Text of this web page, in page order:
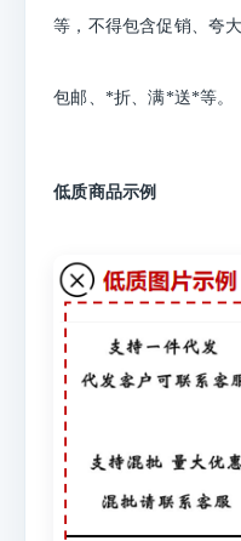
等，不得包含促销、夸
包邮、*折、满*送*等。
低质商品示例